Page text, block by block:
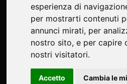
esperienza di
per mostrarti contenuti
annunci mirati, per
nostro sito, e per capire
nostri visitatori.
Accetto Cambia le